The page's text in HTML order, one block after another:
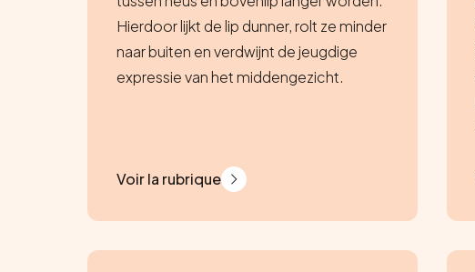
Hierdoor lijkt de lip dunner, rolt ze minder
naar buiten en verdwijnt de jeugdige
expressie van het middengezicht.
Voir la rubrique